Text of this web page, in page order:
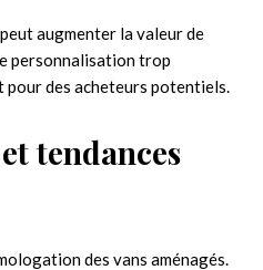
augmenter la valeur de
personnalisation trop
des acheteurs potentiels.
tendances
des vans aménagés.